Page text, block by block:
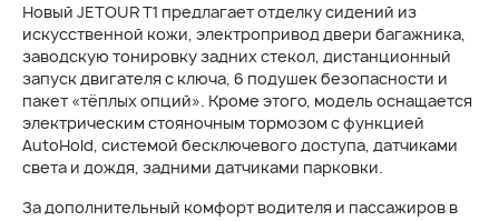
Новый JETOUR T1 предлагает отделку сидений из
искусственной кожи, электропривод двери багажника,
заводскую тонировку задних стекол, дистанционный
запуск двигателя с ключа, 6 подушек безопасности и
пакет «тёплых опций». Кроме этого, модель оснащается
электрическим стояночным тормозом с функцией
AutoHold, системой бесключевого доступа, датчиками
света и дождя, задними датчиками парковки.
За дополнительный комфорт водителя и пассажиров в